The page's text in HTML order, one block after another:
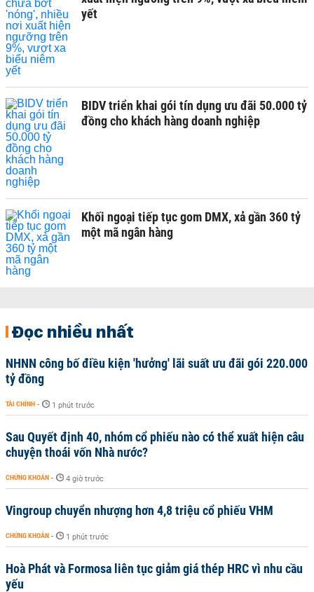
yết
BIDV triển khai gói tín dụng ưu đãi 50.000 tỷ
đồng cho khách hàng doanh nghiệp
Khối ngoại tiếp tục gom DMX, xả gần 360 tỷ
một mã ngân hàng
Đọc nhiều nhất
NHNN công bố điều kiện 'hưởng' lãi suất ưu đãi gói 220.000
tỷ đồng
TÀI CHÍNH - 1 phút trước
Sau Quyết định 40, nhóm cổ phiếu nào có thể xuất hiện câu
chuyện thoái vốn Nhà nước?
CHỨNG KHOÁN - 4 giờ trước
Vingroup chuyển nhượng hơn 4,8 triệu cổ phiếu VHM
CHỨNG KHOÁN - 1 phút trước
Hoà Phát và Formosa liên tục giảm giá thép HRC vì nhu cầu
yếu